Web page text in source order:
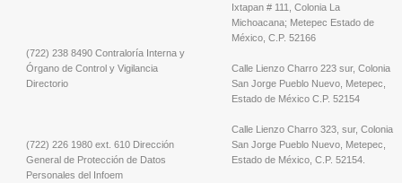
(722) 238 8490 Contraloría Interna y
Órgano de Control y Vigilancia
Directorio
(722) 226 1980 ext. 610 Dirección
General de Protección de Datos
Personales del Infoem
Ixtapan # 111, Colonia La
Michoacana; Metepec Estado de
México, C.P. 52166
Calle Lienzo Charro 223 sur, Colonia
San Jorge Pueblo Nuevo, Metepec,
Estado de México C.P. 52154
Calle Lienzo Charro 323, sur, Colonia
San Jorge Pueblo Nuevo, Metepec,
Estado de México, C.P. 52154.